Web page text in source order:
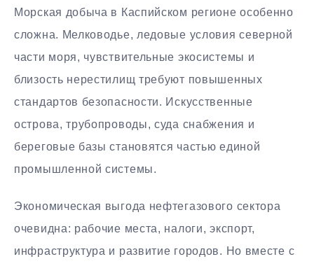
Морская добыча в Каспийском регионе особенно
сложна. Мелководье, ледовые условия северной
части моря, чувствительные экосистемы и
близость нерестилищ требуют повышенных
стандартов безопасности. Искусственные
острова, трубопроводы, суда снабжения и
береговые базы становятся частью единой
промышленной системы.
Экономическая выгода нефтегазового сектора
очевидна: рабочие места, налоги, экспорт,
инфраструктура и развитие городов. Но вместе с